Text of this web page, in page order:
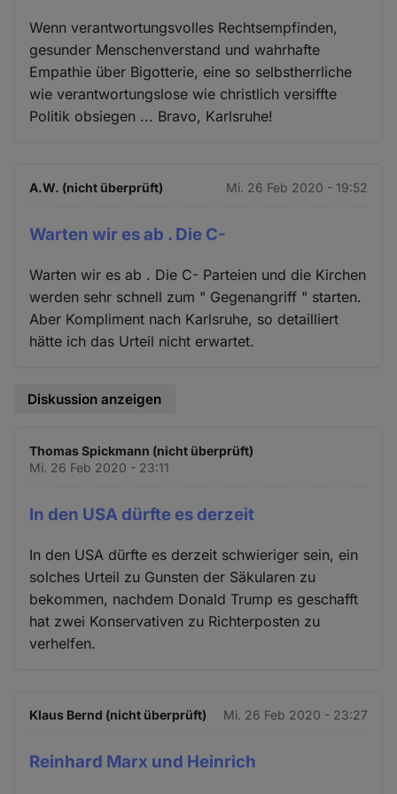
Wenn verantwortungsvolles Rechtsempfinden,
gesunder Menschenverstand und wahrhafte
Empathie über Bigotterie, eine so selbstherrliche
wie verantwortungslose wie christlich versiffte
Politik obsiegen ... Bravo, Karlsruhe!
A.W. (nicht überprüft) Mi. 26 Feb 2020 - 19:52
Warten wir es ab . Die C-
Warten wir es ab . Die C- Parteien und die Kirchen
werden sehr schnell zum " Gegenangriff " starten.
Aber Kompliment nach Karlsruhe, so detailliert
hätte ich das Urteil nicht erwartet.
Diskussion anzeigen
Thomas Spickmann (nicht überprüft)
Mi. 26 Feb 2020 - 23:11
In den USA dürfte es derzeit
In den USA dürfte es derzeit schwieriger sein, ein
solches Urteil zu Gunsten der Säkularen zu
bekommen, nachdem Donald Trump es geschafft
hat zwei Konservativen zu Richterposten zu
verhelfen.
Klaus Bernd (nicht überprüft) Mi. 26 Feb 2020 - 23:27
Reinhard Marx und Heinrich